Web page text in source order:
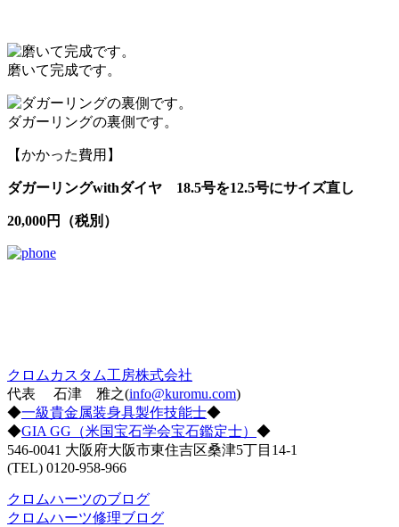
磨いて完成です。
ダガーリングの裏側です。
【かかった費用】
ダガーリングwithダイヤ 18.5号を12.5号にサイズ直し
20,000円（税別）
クロムカスタム工房株式会社
代表 石津 雅之(info@kuromu.com)
◆一級貴金属装身具製作技能士◆
◆GIA GG（米国宝石学会宝石鑑定士） ◆
546-0041 大阪府大阪市東住吉区桑津5丁目14-1
(TEL) 0120-958-966
クロムハーツのブログ
クロムハーツ修理ブログ